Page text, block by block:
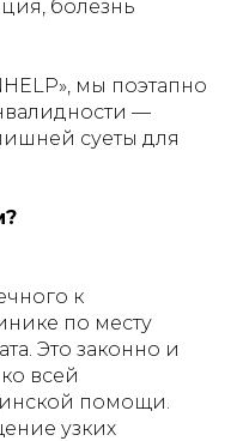
болезнь
мы поэтапно
—
лишней суеты для
к
по месту
Это законно и
всей
помощи.
узких